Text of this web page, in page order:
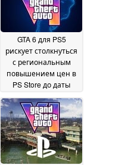
GTA 6 для PS5
рискует столкнуться
с региональным
повышением цен в
PS Store до даты
выпуска, в
результате чего
физическая версия
станет дешевле19
July 2026